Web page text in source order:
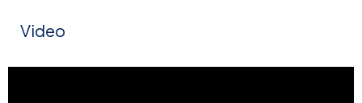
Video